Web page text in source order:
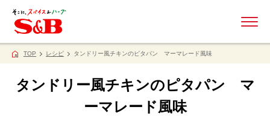
TOP レシピ タンドリー風チキンのピタパン マーマレード風味
タンドリー風チキンのピタパン マ
ーマレード風味